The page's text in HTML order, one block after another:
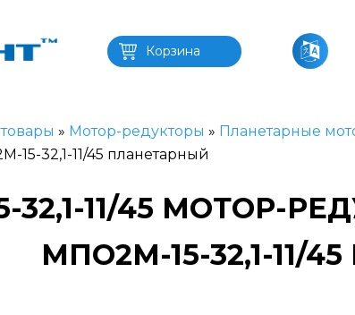
Корзина
» Мотор-редукторы » Планетарные
15-32,1-11/45 планетарный
32,1-11/45 МОТОР-
МПО2М-15-32,1-11/